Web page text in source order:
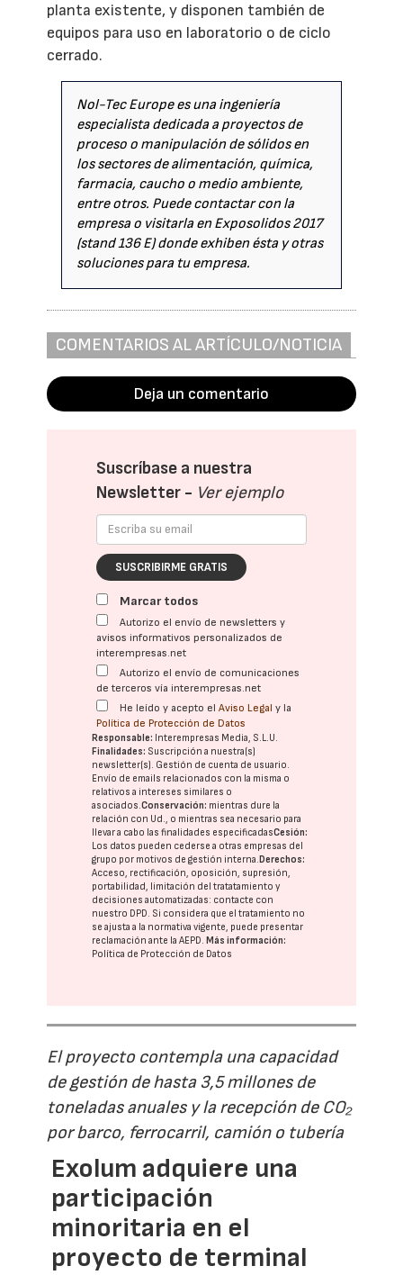
planta existente, y disponen también de
equipos para uso en laboratorio o de ciclo
cerrado.
Nol-Tec Europe es una ingeniería
especialista dedicada a proyectos de
proceso o manipulación de sólidos en
los sectores de alimentación, química,
farmacia, caucho o medio ambiente,
entre otros. Puede contactar con la
empresa o visitarla en Exposolidos 2017
(stand 136 E) donde exhiben ésta y otras
soluciones para tu empresa.
COMENTARIOS AL ARTÍCULO/NOTICIA
Deja un comentario
Suscríbase a nuestra
Newsletter - Ver ejemplo
SUSCRIBIRME GRATIS
Marcar todos
Autorizo el envío de newsletters y
avisos informativos personalizados de
interempresas.net
Autorizo el envío de comunicaciones
de terceros vía interempresas.net
He leído y acepto elAviso Legal y la
Política de Protección de Datos
Responsable: Interempresas Media, S.L.U.
Finalidades: Suscripción a nuestra(s)
newsletter(s). Gestión de cuenta de usuario.
Envío de emails relacionados con la misma o
relativos a intereses similares o
asociados.Conservación: mientras dure la
relación con Ud., o mientras sea necesario para
llevar a cabo las finalidades especificadasCesión:
Los datos pueden cederse a otras empresas del
grupo por motivos de gestión interna.Derechos:
Acceso, rectificación, oposición, supresión,
portabilidad, limitación del tratatamiento y
decisiones automatizadas: contacte con
nuestro DPD. Si considera que el tratamiento no
se ajusta a la normativa vigente, puede presentar
reclamación ante laAEPD.Más información:
Política de Protección de Datos
El proyecto contempla una capacidad
de gestión de hasta 3,5 millones de
toneladas anuales y la recepción de CO₂
por barco, ferrocarril, camión o tubería
Exolum adquiere una
participación
minoritaria en el
proyecto de terminal